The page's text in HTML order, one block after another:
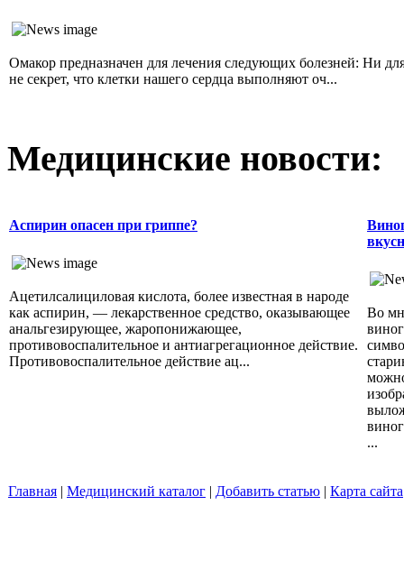
Омакор предназначен для лечения следующих болезней: Ни
не секрет, что клетки нашего сердца выполняют оч...
Медицинские новости:
Аспирин опасен при гриппе?
Ацетилсалициловая кислота, более известная в народе
как аспирин, — лекарственное средство, оказывающее
анальгезирующее, жаропонижающее,
противовоспалительное и антиагрегационное действие.
Противовоспалительное действие ац...
Во
...
Главная | Медицинский каталог | Добавить статью | Карта сайта